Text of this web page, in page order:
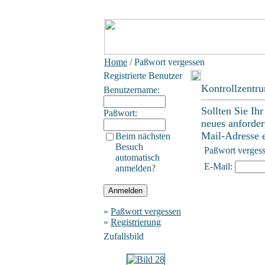
Home / Paßwort vergessen
Registrierte Benutzer
Benutzername:
Paßwort:
Beim nächsten
Besuch
automatisch
anmelden?
» Paßwort vergessen
» Registrierung
Zufallsbild
Sollten Sie
neues
Mail-Adresse
Paßwort
E-Mail: